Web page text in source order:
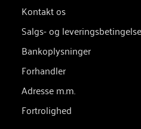
Kontakt os
Salgs- og
Bankoplysninger
Forhandler
Adresse m.m.
Fortrolighed